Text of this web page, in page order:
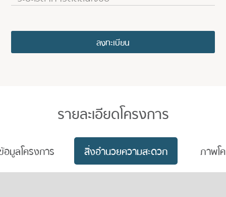
รายละเอียดโครงการ
อมูลโครงการ สิ่งอำนวยความสะดวก ภาพโ